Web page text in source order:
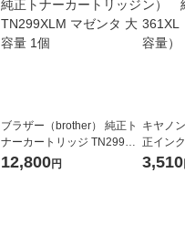
ブラザー（brother） 純正ト
ナーカートリッジ TN299XL
M マゼンタ 大容量 1個
12,800円
キヤノ
正イン
一体型
3,510